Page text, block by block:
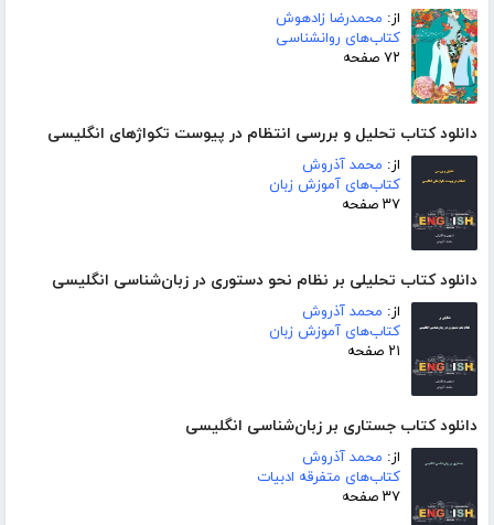
از: محمدرضا زادهوش
کتاب‌های روانشناسی
۷۲ صفحه
دانلود کتاب تحلیل و بررسی انتظام در پیوست تکواژهای انگلیسی
از: محمد آذروش
کتاب‌های آموزش زبان
۳۷ صفحه
دانلود کتاب تحلیلی بر نظام نحو دستوری در زبان‌شناسی انگلیسی
از: محمد آذروش
کتاب‌های آموزش زبان
۲۱ صفحه
دانلود کتاب جستاری بر زبان‌شناسی انگلیسی
از: محمد آذروش
کتاب‌های متفرقه ادبیات
۳۷ صفحه